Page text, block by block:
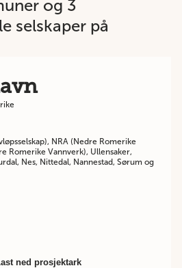
og 3
selskaper på
NRA (Nedre Romerike
Romerike Vannverk), Ullensaker,
Nes, Nittedal, Nannestad, Sørum og
ned prosjektark